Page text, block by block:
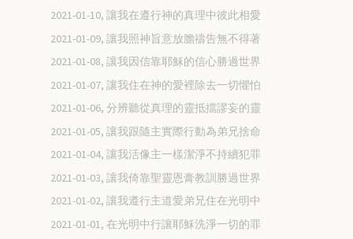
2021-01-10, 讓我在遵行神的真理中彼此相愛
2021-01-09, 讓我照神旨意放膽禱告無不得著
2021-01-08, 讓我因信靠耶穌的信心勝過世界
2021-01-07, 讓我住在神的愛裡除去一切懼怕
2021-01-06, 分辨聽從真理的靈抵擋謬妄的靈
2021-01-05, 讓我跟隨主實際行動為弟兄捨命
2021-01-04, 讓我活像主一樣潔淨不持續犯罪
2021-01-03, 讓我倚靠聖靈恩膏教訓勝過世界
2021-01-02, 讓我遵行主道愛弟兄住在光明中
2021-01-01, 在光明中行讓耶穌洗淨一切的罪